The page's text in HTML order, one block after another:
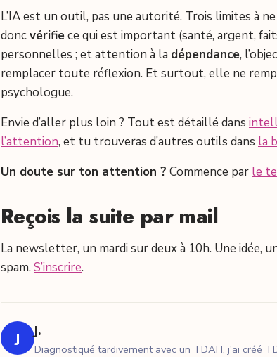
L’IA est un outil, pas une autorité. Trois limites à
doncvérifiece qui est important (santé, argent,
personnelles ; et attention à la dépendance,
remplacer toute réflexion. Et surtout, elle ne
psychologue.
Envie d’aller plus loin ? Tout est détaillé dans
l’attention, et tu trouveras d’autres outils dans la
Un doute sur ton attention ? Commence par le
Reçois la suite par mail
La newsletter, un mardi sur deux à 10h. Une idée,
spam.S’inscrire.
J J.
Diagnostiqué tardivement avec un TDAH, j'ai créé